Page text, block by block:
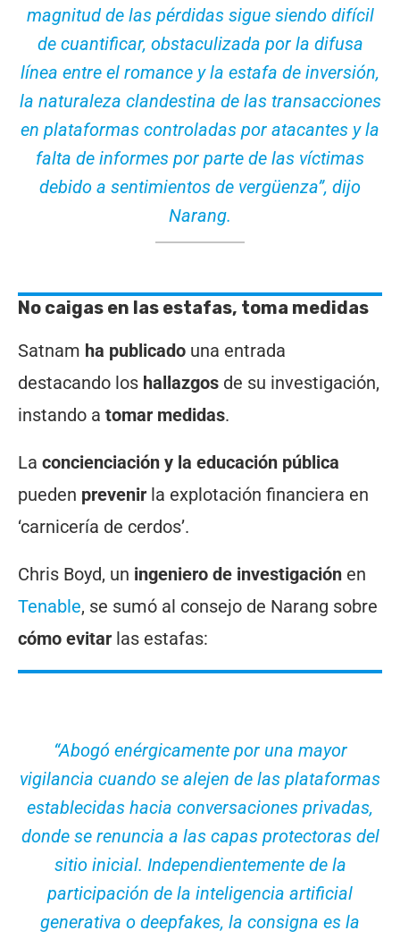
magnitud de las pérdidas sigue siendo difícil
de cuantificar, obstaculizada por la difusa
línea entre el romance y la estafa de inversión,
la naturaleza clandestina de las transacciones
en plataformas controladas por atacantes y la
falta de informes por parte de las víctimas
debido a sentimientos de vergüenza”, dijo
Narang.
No caigas en las estafas, toma medidas
Satnam ha publicado una entrada
destacando los hallazgos de su investigación,
instando a tomar medidas.
La concienciación y la educación pública
pueden prevenir la explotación financiera en
‘carnicería de cerdos’.
Chris Boyd, un ingeniero de investigación en
Tenable, se sumó al consejo de Narang sobre
cómo evitar las estafas:
“Abogó enérgicamente por una mayor
vigilancia cuando se alejen de las plataformas
establecidas hacia conversaciones privadas,
donde se renuncia a las capas protectoras del
sitio inicial. Independientemente de la
participación de la inteligencia artificial
generativa o deepfakes, la consigna es la